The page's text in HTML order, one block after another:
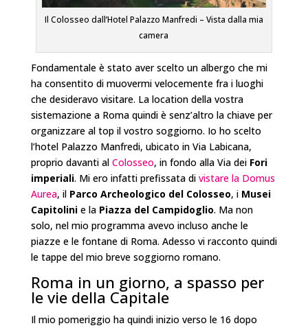
Il Colosseo dall’Hotel Palazzo Manfredi – Vista dalla mia
camera
Fondamentale è stato aver scelto un albergo che mi
ha consentito di muovermi velocemente fra i luoghi
che desideravo visitare. La location della vostra
sistemazione a Roma quindi è senz’altro la chiave per
organizzare al top il vostro soggiorno. Io ho scelto
l’hotel Palazzo Manfredi, ubicato in Via Labicana,
proprio davanti al Colosseo, in fondo alla Via dei Fori
imperiali. Mi ero infatti prefissata di vistare la Domus
Aurea, ilParco Archeologico del Colosseo, i Musei
Capitolinie la Piazza del Campidoglio. Ma non
solo, nel mio programma avevo incluso anche le
piazze e le fontane di Roma. Adesso vi racconto quindi
le tappe del mio breve soggiorno romano.
Roma in un giorno, a spasso per
le vie della Capitale
Il mio pomeriggio ha quindi inizio verso le 16 dopo